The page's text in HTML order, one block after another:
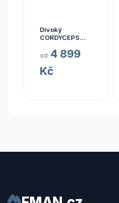
Divoký
CORDYCEPS
30 kapslí
od 4 899
Kč